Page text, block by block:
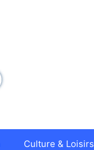
Culture & Loisirs